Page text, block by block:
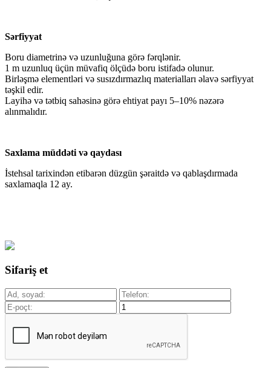
Sərfiyyat
Boru diametrinə və uzunluğuna görə fərqlənir.
1 m uzunluq üçün müvafiq ölçüdə boru istifadə olunur.
Birləşmə elementləri və susızdırmazlıq materialları əlavə sərfiyyat
təşkil edir.
Layihə və tətbiq sahəsinə görə ehtiyat payı 5–10% nəzərə
alınmalıdır.
Saxlama müddəti və qaydası
İstehsal tarixindən etibarən düzgün şəraitdə və qablaşdırmada
saxlamaqla 12 ay.
Sifariş et